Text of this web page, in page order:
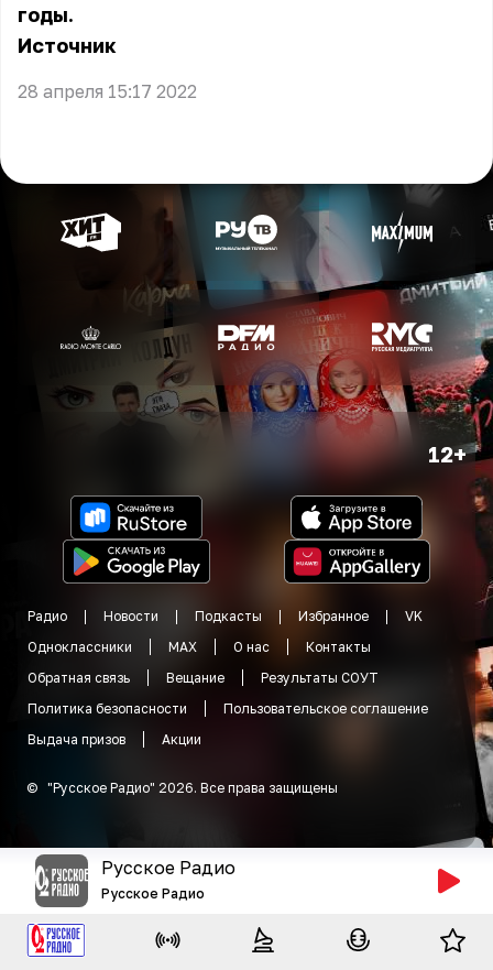
годы.
Источник
28 апреля 15:17 2022
12+
Радио Новости Подкасты Избранное
VK
Одноклассники
MAX О нас
Контакты
Обратная связь
Вещание
Результаты СОУТ
Политика безопасности
Пользовательское соглашение
Выдача призов
Акции
© "Русское Радио" 2026. Все права защищены
Русское Радио
Русское Радио